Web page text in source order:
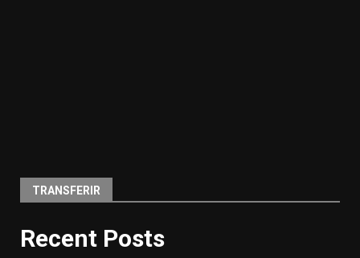
TRANSFERIR
Recent Posts